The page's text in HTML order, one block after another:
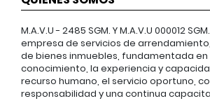
M.A.V.U - 2485 SGM. Y M.A.V.U 000012
empresa de servicios de
de bienes inmuebles, fundamentada en
conocimiento, la experiencia y
recurso humano, el servicio oportuno,
responsabilidad y una continua